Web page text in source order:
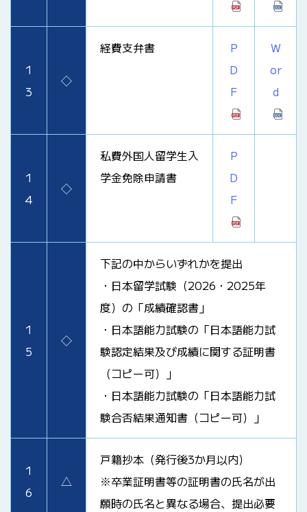
1
3
◇
経費支弁書
P
D
F
W
or
d
1
4
◇
私費外国人留学生入
学金免除申請書
P
D
F
1
5
◇
下記の中からいずれかを提出
・日本留学試験（2026・2025年
度）の「成績確認書」
・日本語能力試験の「日本語能力試
験認定結果及び成績に関する証明書
（コピー可）」
・日本語能力試験の「日本語能力試
験合否結果通知書（コピー可）」
1
6
△
戸籍抄本（発行後3か月以内）
※卒業証明書等の証明書の氏名が出
願時の氏名と異なる場合、提出必要